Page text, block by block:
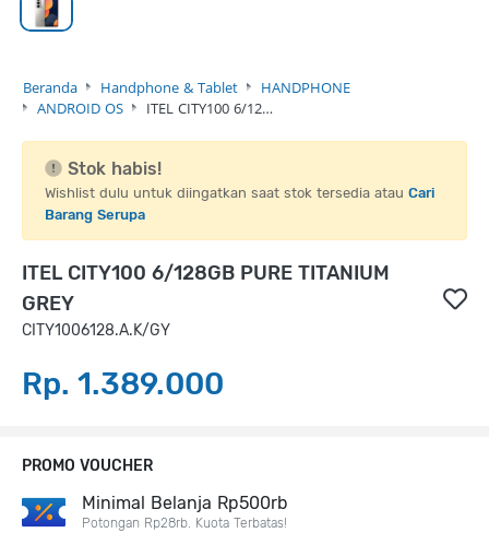
Beranda Handphone & Tablet
HANDPHONE
ANDROID OS
ITEL CITY100 6/12…
Stok habis!
Wishlist dulu untuk diingatkan saat stok tersedia atau Cari
Barang Serupa
ITEL CITY100 6/128GB PURE TITANIUM
GREY
CITY1006128.A.K/GY
Rp. 1.389.000
PROMO VOUCHER
Minimal Belanja Rp500rb
Potongan Rp28rb. Kuota Terbatas!